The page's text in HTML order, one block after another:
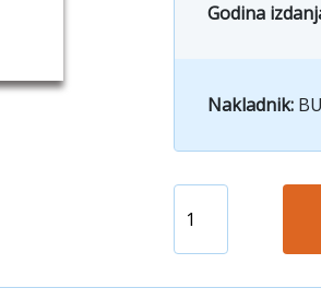
Godina
Nakladnik: